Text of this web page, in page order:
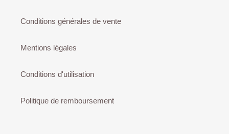
Conditions générales de vente
Mentions légales
Conditions d'utilisation
Politique de remboursement